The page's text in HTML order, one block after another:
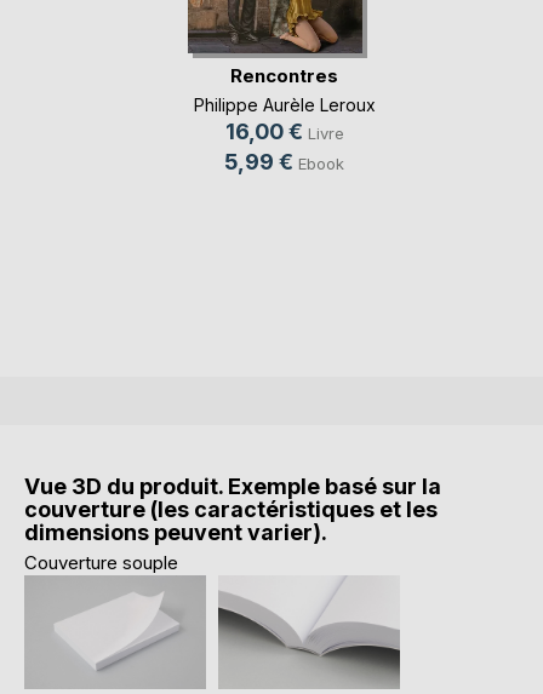
Rencontres
Philippe Aurèle Leroux
16,00 € Livre
5,99 € Ebook
Vue 3D du produit. Exemple basé sur la
couverture (les caractéristiques et les
dimensions peuvent varier).
Couverture souple